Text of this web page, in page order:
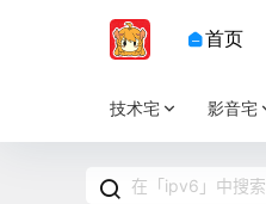
首页
技术宅 影音宅